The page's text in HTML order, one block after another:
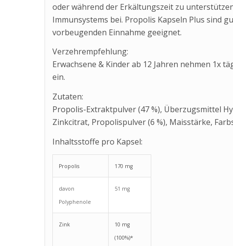
oder während der Erkältungszeit zu
Immunsystems bei. Propolis Kapseln Plus sind
vorbeugenden Einnahme geeignet.
Verzehrempfehlung:
Erwachsene & Kinder ab 12 Jahren nehmen 1x
ein.
Zutaten:
Propolis-Extraktpulver (47 %), Überzugsmittel
Zinkcitrat, Propolispulver (6 %), Maisstärke,
Inhaltsstoffe pro Kapsel:
Propolis 170 mg
davon
Polyphenole
51 mg
Zink
10 mg
(100%)*